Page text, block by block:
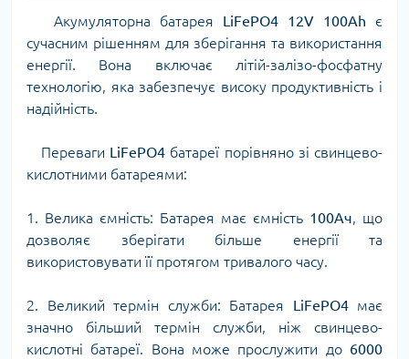
Акумуляторна батарея LiFePO4 12V 100Ah є
сучасним рішенням для зберігання та використання
енергії. Вона включає літій-залізо-фосфатну
технологію, яка забезпечує високу продуктивність і
надійність.
Переваги LiFePO4 батареї порівняно зі свинцево-
кислотними батареями:
1. Велика ємність: Батарея має ємність 100Ач, що
дозволяє зберігати більше енергії та
використовувати її протягом тривалого часу.
2. Великий термін служби: Батарея LiFePO4має
значно більший термін служби, ніж свинцево-
кислотні батареї. Вона може прослужити до 6000